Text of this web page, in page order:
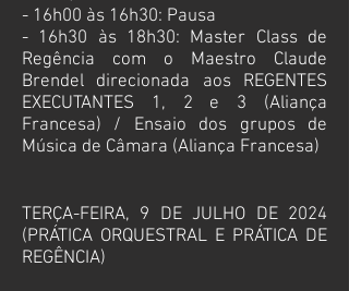
- 16h00 às 16h30: Pausa
- 16h30 às 18h30: Master Class de
Regência com o Maestro Claude
Brendel direcionada aos REGENTES
EXECUTANTES 1, 2 e 3 (Aliança
Francesa) / Ensaio dos grupos de
Música de Câmara (Aliança Francesa)
TERÇA-FEIRA, 9 DE JULHO DE 2024
(PRÁTICA ORQUESTRAL E PRÁTICA DE
REGÊNCIA)